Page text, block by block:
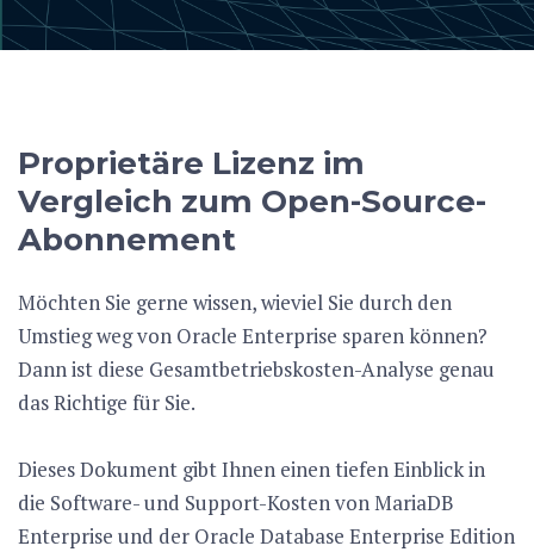
Proprietäre Lizenz im
Vergleich zum Open-Source-
Abonnement
Möchten Sie gerne wissen, wieviel Sie durch den
Umstieg weg von Oracle Enterprise sparen können?
Dann ist diese Gesamtbetriebskosten-Analyse genau
das Richtige für Sie.
Dieses Dokument gibt Ihnen einen tiefen Einblick in
die Software- und Support-Kosten von MariaDB
Enterprise und der Oracle Database Enterprise Edition